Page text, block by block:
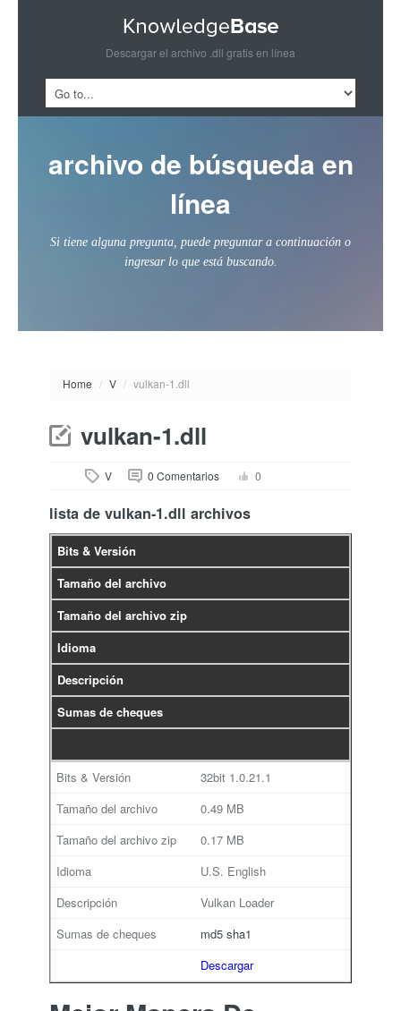
Descargar el archivo .dll gratis en línea
archivo de búsqueda en
línea
Si tiene alguna pregunta, puede preguntar a continuación o
ingresar lo que está buscando.
Home / V / vulkan-1.dll
vulkan-1.dll
V 0 Comentarios 0
lista de vulkan-1.dll archivos
Bits & Versión
Tamaño del archivo
Tamaño del archivo zip
Idioma
Descripción
Sumas de cheques
32bit 1.0.21.1
0.49 MB
0.17 MB
U.S. English
Vulkan Loader
md5 sha1
Descargar